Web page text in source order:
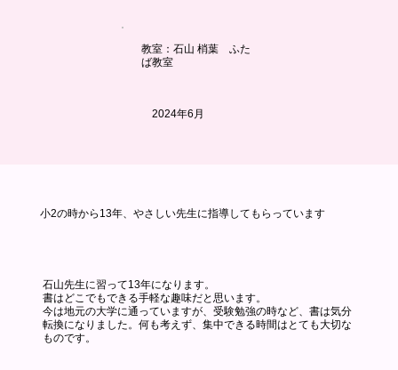
教室：石山 梢葉 ふた
ば教室
2024年6月
​小2の時から13年、やさしい先生に指導してもらっています
石山先生に習って13年になります。
書はどこでもできる手軽な趣味だと思います。
​今は地元の大学に通っていますが、受験勉強の時など、書は気分
転換になりました。何も考えず、集中できる時間はとても大切な
ものです。